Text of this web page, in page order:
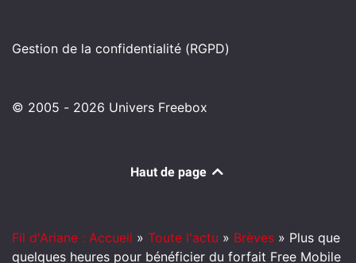
Gestion de la confidentialité (RGPD)
© 2005 - 2026 Univers Freebox
Haut de page
Fil d'Ariane : Accueil » Toute l'actu » Brèves » Plus que
quelques heures pour bénéficier du forfait Free Mobile